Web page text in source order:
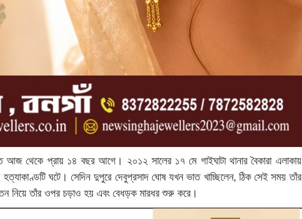
আজ থেকে প্রায় ১৪ বছর আগে। ২০১২ সালের ১৭ মে গাইঘাটা থানার বৈকারা এলাকায়
হত্যাকাণ্ডটি ঘটে। সেদিন দুপুরে দেবুপ্রসাদ ঘোষ যখন ভাত খাচ্ছিলেন, ঠিক সেই সময় তাঁর
নিয়ে তাঁর ওপর চড়াও হয় এবং বেধড়ক মারধর শুরু করে।